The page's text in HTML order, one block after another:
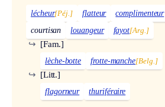
lécheur[Péj.] flatteur complimenteur
courtisan
louangeur fayot[Arg.]
[Fam.]
↪
lèche-botte frotte-manche[Belg.]
[Litt.]
↪
flagorneur thuriféraire